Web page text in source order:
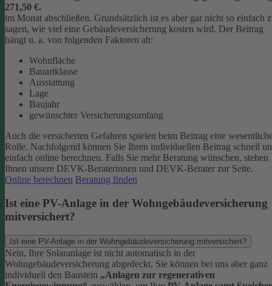
271,50 €.
im Monat abschließen. Grundsätzlich ist es aber gar nicht so einfach
sagen, wie viel eine Gebäudeversicherung kosten wird. Der Beitrag
hängt u. a. von folgenden Faktoren ab:
Wohnfläche
Bauartklasse
Ausstattung
Lage
Baujahr
gewünschter Versicherungsumfang
Auch die versicherten Gefahren spielen beim Beitrag eine
Rolle. Nachfolgend können Sie Ihren individuellen Beitrag schnell
einfach online berechnen. Falls Sie mehr Beratung wünschen, stehen
Ihnen unsere DEVK-Beraterinnen und DEVK-Berater zur Seite.
Online berechnen Beratung finden
Ist eine PV-Anlage in der Wohngebäudeversicherung
mitversichert?
Ist eine PV-Anlage in der Wohngebäudeversicherung mitversichert?
Nein, Ihre Solaranlage ist nicht automatisch in der
Wohngebäudeversicherung abgedeckt. Sie können bei uns aber ganz
individuell den Baustein „Anlagen zur regenerativen